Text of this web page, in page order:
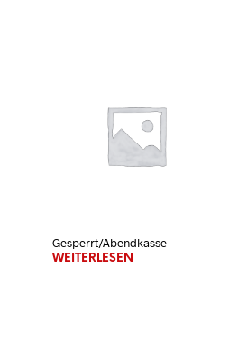
Gesperrt/Abendkasse
WEITERLESEN